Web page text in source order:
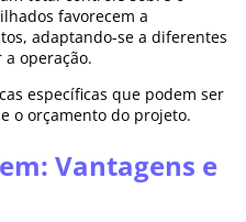
favorecem a
adaptando-se a diferentes
operação.
específicas que podem ser
o orçamento do projeto.
Vantagens e